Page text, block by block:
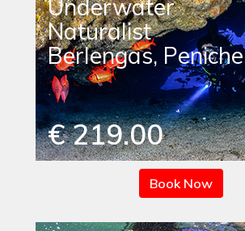
Underwater
Naturalist
Berlengas, Peniche
€ 219.00
Book Now